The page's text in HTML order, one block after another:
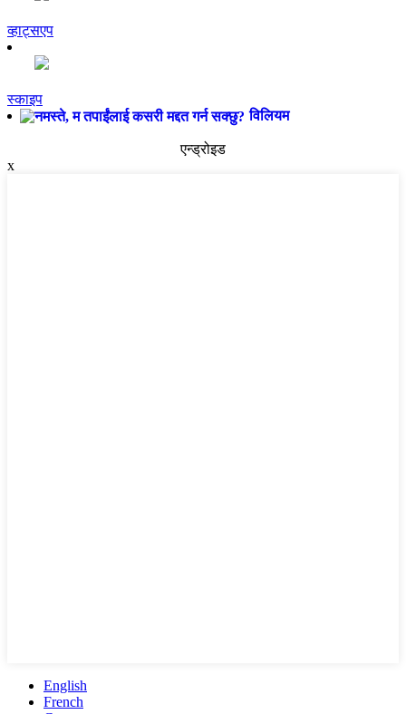
व्हाट्सएप
स्काइप
विलियम
एन्ड्रोइड
x
English
French